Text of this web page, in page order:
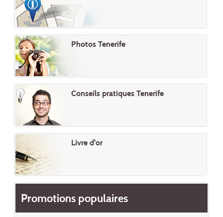
Photos Tenerife
Conseils pratiques Tenerife
Livre d'or
Promotions populaires